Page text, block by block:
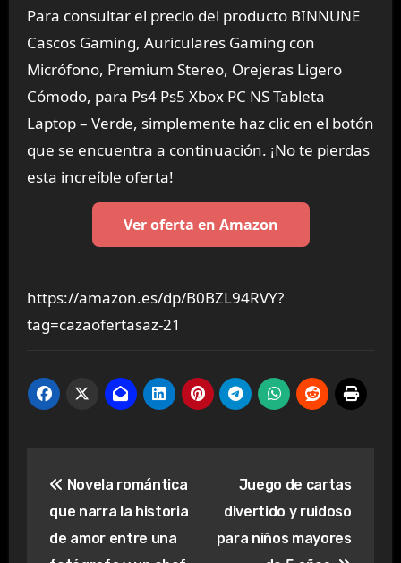
Para consultar el precio del producto BINNUNE
Cascos Gaming, Auriculares Gaming con
Micrófono, Premium Stereo, Orejeras Ligero
Cómodo, para Ps4 Ps5 Xbox PC NS Tableta
Laptop – Verde, simplemente haz clic en el botón
que se encuentra a continuación. ¡No te pierdas
esta increíble oferta!
Ver oferta en Amazon
https://amazon.es/dp/B0BZL94RVY?
tag=cazaofertasaz-21
de
entradas
Novela romántica
que narra la historia
de amor entre una
Juego de cartas
divertido y ruidoso
para niños mayores